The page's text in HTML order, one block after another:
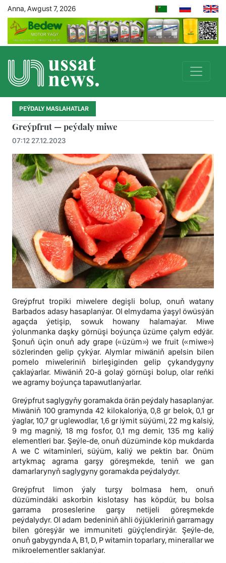
Anna, Awgust 7, 2026
PEÝDALY MASLAHATLAR
Greýpfrut — peýdaly miwe
07:12 27.12.2023
Greýpfrut tropiki miwelere degişli bolup, onuň watany
Barbados adasy hasaplanýar. Ol elmydama ýaşyl öwüsýän
agaçda ýetişip, sowuk howany halamaýar. Miwe
ýolunmanka daşky görnüşi boýunça üzüme çalym edýär.
Şonuň üçin onuň ady grape («üzüm») we fruit («miwe»)
sözlerinden gelip çykýar. Alymlar miwäniň apelsin bilen
pomelo miweleriniň birleşiginden gelip çykandygyny
çaklaýarlar. Miwäniň 20-ä golaý görnüşi bolup, olar reňki
we agramy boýunça tapawutlanýarlar.
Greýpfrut saglygyňy goramakda örän peýdaly hasaplanýar.
Miwäniň 100 gramynda 42 kilokaloriýa, 0,8 gr belok, 0,1 gr
ýaglar, 10,7 gr uglewodlar, 1,6 gr iýmit süýümi, 22 mg kalsiý,
9 mg magniý, 18 mg fosfor, 0,1 mg demir, 135 mg kaliý
elementleri bar. Şeýle-de, onuň düzüminde köp mukdarda
A we С witaminleri, süýüm, kaliý we pektin bar. Önüm
artykmaç agrama garşy göreşmekde, teniň we gan
damarlarynyň saglygyny goramakda peýdalydyr.
Greýpfrut limon ýaly turşy bolmasa hem, onuň
düzümindäki askorbin kislotasy has köpdür, bu bolsa
garrama proseslerine garşy netijeli göreşmekde
peýdalydyr. Ol adam bedeniniň ähli öýjükleriniň garramagy
bilen göreşýär we immuniteti güýçlendirýär. Şeýle-de,
onuň gabygynda A, B1, D, P witamin toparlary, minerallar we
mikroelementler saklanýar.